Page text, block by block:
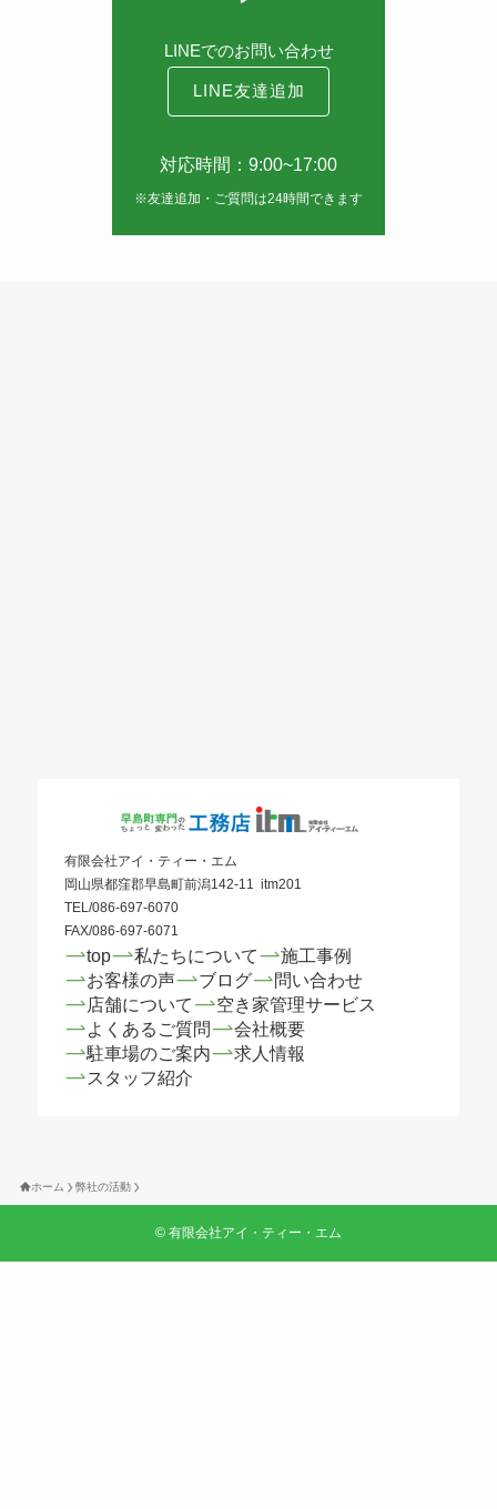
LINEでのお問い合わせ
LINE友達追加
対応時間：9:00~17:00
※友達追加・ご質問は24時間できます
有限会社アイ・ティー・エム
岡山県都窪郡早島町前潟142-11 itm201
TEL/086-697-6070
FAX/086-697-6071
top 私たちについて
施工事例
お客様の声
ブログ
問い合わせ
店舗について
空き家管理サービス
よくあるご質問
会社概要
駐車場のご案内
求人情報
スタッフ紹介
ホーム 弊社の活動
© 有限会社アイ・ティー・エム